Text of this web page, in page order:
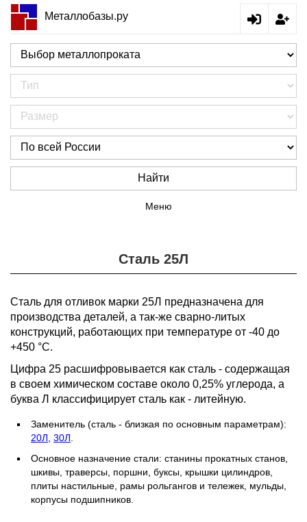
Металлобазы.ру
Найти
Меню
Сталь 25Л
Сталь для отливок марки 25Л предназначена для
производства деталей, а так-же сварно-литых
конструкций, работающих при температуре от -40 до
+450 °С.
Цифра 25 расшифровывается как сталь - содержащая
в своем химическом составе около 0,25% углерода, а
буква Л классифицирует сталь как - литейную.
Заменитель (сталь - близкая по основным параметрам):
20Л 30Л
Основное назначение стали: станины прокатных станов,
шкивы, траверсы, поршни, буксы, крышки цилиндров,
плиты настильные, рамы рольгангов и тележек, мульды,
корпусы подшипников